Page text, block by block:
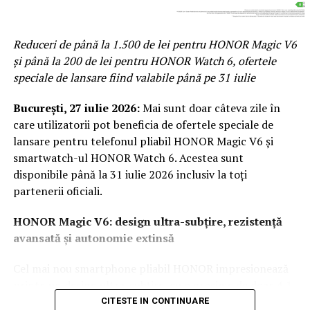
Parfumurile echilibrate, construite pe contraste între
mai armonios pe piele în sezonul cald.
Două parfumuri inspirate de vară și de parfumeria
Pornind de la această tendință, Oriflame completează
colecția Top Scents cu două noi parfumuri create
împreună cu Givaudan, unul dintre liderii mondiali în
parfumeria fină.
La Lime este alegerea potrivită.
Reduceri de până la 1.500 de lei pentru HONOR Magic V6
și până la 200 de lei pentru HONOR Watch 6, ofertele
speciale de lansare fiind valabile până pe 31 iulie
București, 27 iulie 2026:Mai sunt doar câteva zile în
care utilizatorii pot beneficia de ofertele speciale de
lansare pentru telefonul pliabil HONOR Magic V6 și
smartwatch-ul HONOR Watch 6. Acestea sunt
disponibile până la 31 iulie 2026 inclusiv la toți
partenerii oficiali.
HONOR Magic V6: design ultra-subțire, rezistență
avansată și autonomie extinsă
printr-un design ultra-subțire, cu o grosime de doar 4,1
mm atunci când este deschis și 9 mm pliat, la o greutate
CITESTE IN CONTINUARE